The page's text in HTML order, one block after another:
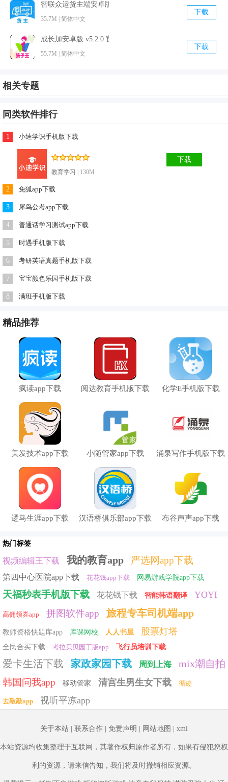
反馈，高效管理每一台设备；
7.线上查看停线求助信息，便捷掌握生产状态，利于在线下处
理班主反馈的停线求助问题；
8.专业性和实用性
开发的失败风险，且实施周期短，短期内提升现场管理的信息
解决了一些已知的问题
优化了首页页面
其他问题修复和体验优化
相关热点：
智联众运货主端安卓版 v2.2.96 最新免费版
35.7M | 简体中文
下载
成长加安卓版 v5.2.0 官方免费版
55.7M | 简体中文
下载
相关专题
同类软件排行
1 小迪学识手机版下载
教育学习 | 130M
下载
2 免狐app下载
3 犀鸟公考app下载
4 普通话学习测试app下载
5 时遇手机版下载
6 考研英语真题手机版下载
7 宝宝颜色乐园手机版下载
8 满班手机版下载
精品推荐
疯读app下载 阅达教育手机版下载 化学E手机版下载
美发技术app下载 小随管家app下载 涌泉写作手机版下载
逻马生涯app下载 汉语桥俱乐部app下载 布谷声声app下载
热门标签
视频编辑王下载 我的教育app 严选网app下载
第四中心医院app下载 花花钱app下载 网易游戏学院app下载
天福秒表手机版下载 花花钱下载 智能韩语翻译 YOYI
高佣领券app 拼图软件app 旅程专车司机端app
教师资格快题库app 库课网校 人人书屋 股票灯塔
全民合买下载 考拉贝贝园丁版app 飞行员培训下载
爱卡生活下载 家政家园下载 周到上海 mix潮自拍
韩国问我app 移动管家 清宫生男生女下载 循迹
去敲敲app 视听平凉app
关于本站 联系合作 免责声明 网站地图 xml
本站资源均收集整理于互联网，其著作权归原作者所有，如果有侵犯您权
利的资源，请来信告知，我们将及时撤销相应资源。